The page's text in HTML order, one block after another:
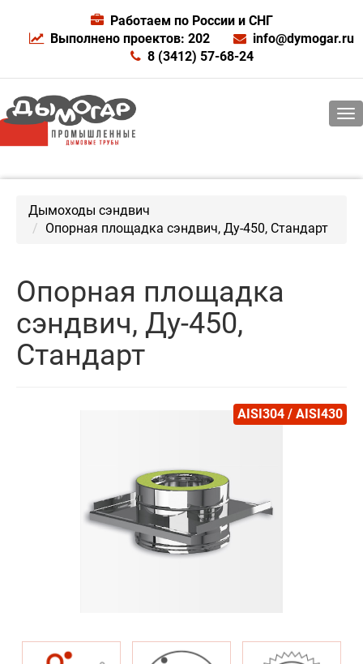
Работаем по России и СНГ
Выполнено проектов: 202
info@dymogar.ru
8 (3412) 57-68-24
Дымоходы сэндвич
Опорная площадка сэндвич, Ду-450, Стандарт
Опорная площадка
сэндвич, Ду-450,
Стандарт
AISI304 / AISI430